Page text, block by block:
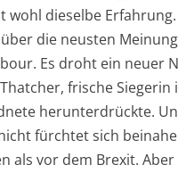
wohl dieselbe
die neusten
Es droht ein neuer
frische
herunterdrückte.
fürchtet sich
als vor dem Brexit.